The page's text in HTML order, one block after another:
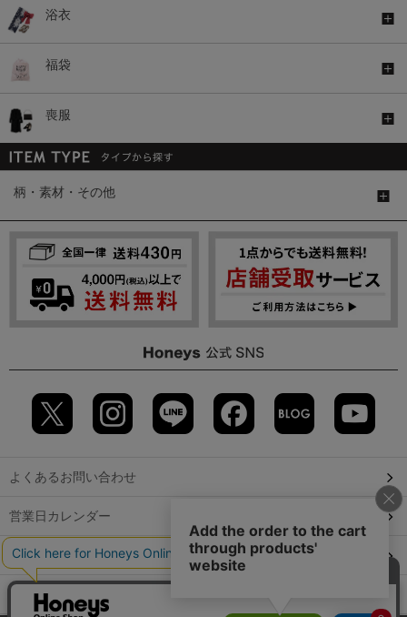
浴衣
福袋
喪服
柄・素材・その他
よくあるお問い合わせ
営業日カレンダー
店舗検索
GLOBAL GUIDE（海外からご利用のお客様）